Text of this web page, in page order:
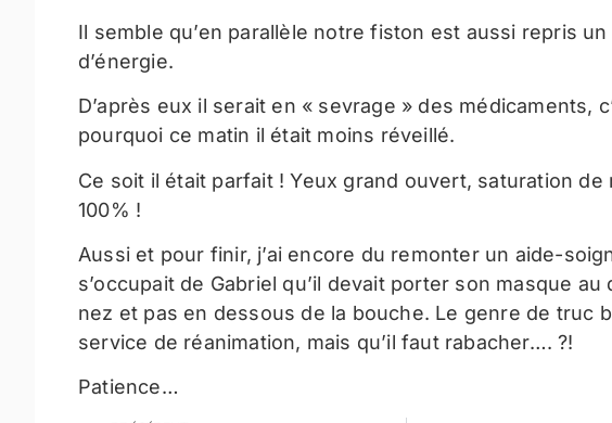
Il semble qu’en parallèle notre fiston est aussi repris un
d’énergie.
D’après eux il serait en « sevrage » des médicaments,
pourquoi ce matin il était moins réveillé.
Ce soit il était parfait ! Yeux grand ouvert, saturation de
100% !
Aussi et pour finir, j’ai encore du remonter un aide-
s’occupait de Gabriel qu’il devait porter son masque au
nez et pas en dessous de la bouche. Le genre de truc
service de réanimation, mais qu’il faut rabacher…. ?!
Patience…